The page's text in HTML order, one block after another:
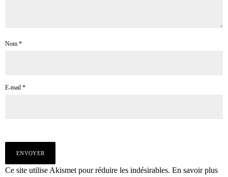
Nom *
E-mail *
Ce site utilise Akismet pour réduire les indésirables. En savoir plus